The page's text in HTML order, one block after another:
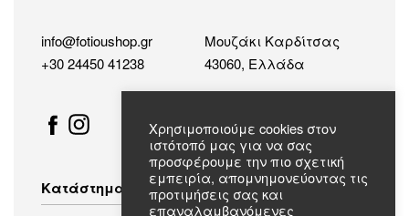
info@fotioushop.gr
+30 24450 41238
Μουζάκι Καρδίτσας
43060, Ελλάδα
Κατάστημα
Χρησιμοποιούμε cookies στον
ιστότοπό μας για να σας
προσφέρουμε την πιο σχετική
εμπειρία, απομνημονεύοντας τις
προτιμήσεις σας και
επαναλαμβανόμενες